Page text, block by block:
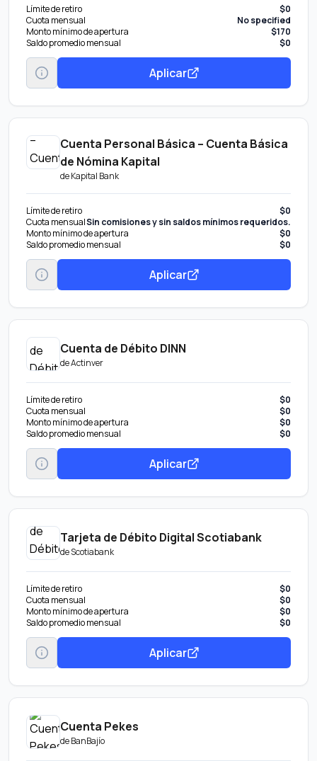
Límite de retiro
$0
Cuota mensual
No specified
Monto mínimo de apertura
$170
Saldo promedio mensual
$0
Aplicar
Cuenta Personal Básica – Cuenta Básica
de Nómina Kapital
deKapital Bank
Límite de retiro
$0
Cuota mensualSin comisiones y sin saldos mínimos requeridos.
Monto mínimo de apertura
$0
Saldo promedio mensual
$0
Aplicar
Cuenta de Débito DINN
deActinver
Límite de retiro
$0
Cuota mensual
$0
Monto mínimo de apertura
$0
Saldo promedio mensual
$0
Aplicar
Tarjeta de Débito Digital Scotiabank
deScotiabank
Límite de retiro
$0
Cuota mensual
$0
Monto mínimo de apertura
$0
Saldo promedio mensual
$0
Aplicar
Cuenta Pekes
deBanBajío